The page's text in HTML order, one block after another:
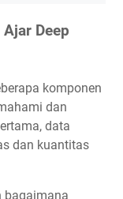
Deep
komponen
dan
data
dan kuantitas
bagaimana